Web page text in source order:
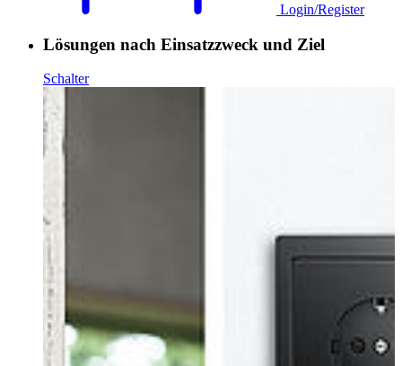
Login/Register
Lösungen nach Einsatzzweck und Ziel
Schalter